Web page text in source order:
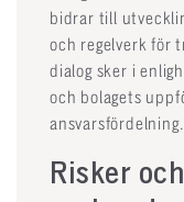
bidrar till
och regelverk för
dialog sker i
och bolagets
ansvarsfördelning.
Risker